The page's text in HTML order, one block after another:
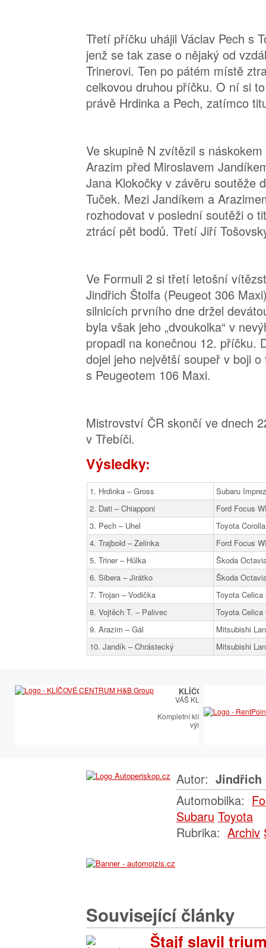
Třetí příčku uhájil Václav Pech s
jenž se tak zase o nějaký od
Trinerovi. Ten po pátém místě
celkovou druhou příčku. O ní si
právě Hrdinka a Pech, zatímco
Ve skupině N zvítězil s
Arazim před Miroslavem
Jana Klokočky v závěru soutěže
Tuček. Mezi Jandíkem a
rozhodovat v poslední soutěži o
ztrácí pět bodů. Třetí Jiří
Ve Formuli 2 si třetí letošní
Jindřich Štolfa (Peugeot 306
silnicích prvního dne držel
byla však jeho „dvoukolka“ v
propadl na konečnou 12. příčku.
dojel jeho největší soupeř v boji
s Peugeotem 106 Maxi.
Mistrovství ČR skončí ve dnech
v Třebíči.
Výsledky:
1. Hrdinka – Gross
Subaru
2. Dati – Chiapponi
Ford Focus
3. Pech – Uhel
Toyota
4. Trajbold – Zelinka
Ford Focus
5. Triner – Hůlka
Škoda
6. Sibera – Jirátko
Škoda
7. Trojan – Vodička
Toyota Celica
8. Vojtěch T. – Palivec
Toyota Celica
9. Arazim – Gál
Mitsubishi
10. Jandík – Chrástecký
Mitsubishi
KLÍČOVÉ CENTRUM
VÁŠ KLÍČOVÝ PARTNER
Kompletní klíčařský sortiment
výroby autoklíčů
Autor: Jindřich
Automobilka:
Subaru Toyota
Rubrika: Archiv
Související články
Štajf slavil